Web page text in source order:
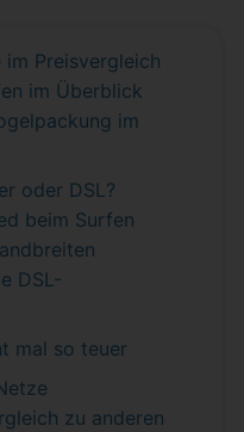
im Preisvergleich
im Überblick
im
oder DSL?
beim Surfen
DSL-
mal so teuer
zu anderen